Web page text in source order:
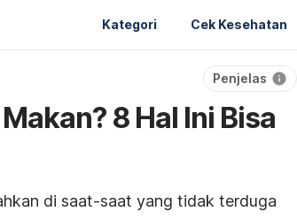
Kategori Cek Kesehatan
Penjelas
8 Hal Ini Bisa
di saat-saat yang tidak terduga